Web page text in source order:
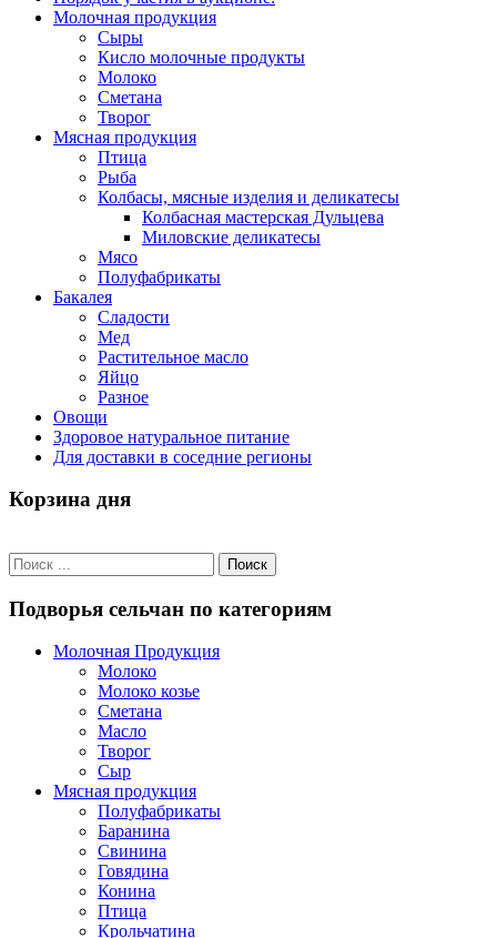
Молочная продукция
Сыры
Кисло молочные продукты
Молоко
Сметана
Творог
Мясная продукция
Птица
Рыба
Колбасы, мясные изделия и деликатесы
Колбасная мастерская Дульцева
Миловские деликатесы
Мясо
Полуфабрикаты
Бакалея
Сладости
Мед
Растительное масло
Яйцо
Разное
Овощи
Здоровое натуральное питание
Для доставки в соседние регионы
Корзина дня
Подворья сельчан по категориям
Молочная Продукция
Молоко
Молоко козье
Сметана
Масло
Творог
Сыр
Мясная продукция
Полуфабрикаты
Баранина
Свинина
Говядина
Конина
Птица
Крольчатина